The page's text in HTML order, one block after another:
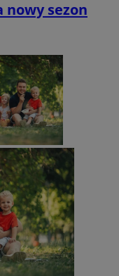
nowy sezon